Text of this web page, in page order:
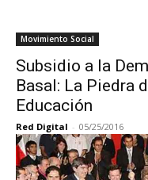
Movimiento Social
Subsidio a la
Basal: La Piedra
Educación
Red Digital - 05/25/2016